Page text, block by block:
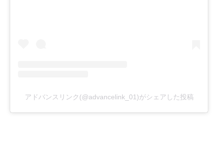
アドバンスリンク(@advancelink_01)がシェアした投稿